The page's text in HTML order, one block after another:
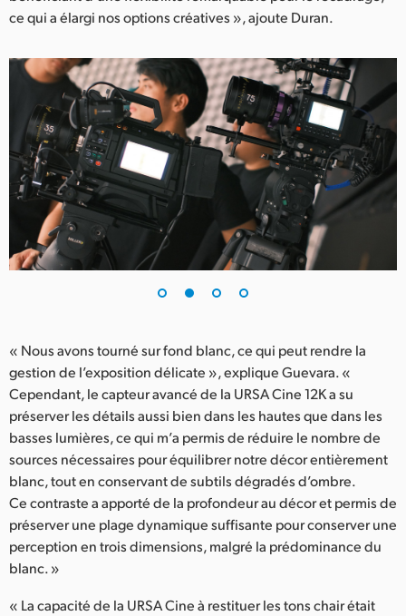
Turkey
Ukraine
United Kingdom
United States
ce qui a élargi nos options créatives », ajoute Duran.
« Nous avons tourné sur fond blanc, ce qui peut rendre la
gestion de l’exposition délicate », explique Guevara. «
Cependant, le capteur avancé de la URSA Cine 12K a su
préserver les détails aussi bien dans les hautes que dans les
basses lumières, ce qui m’a permis de réduire le nombre de
sources nécessaires pour équilibrer notre décor entièrement
blanc, tout en conservant de subtils dégradés d’ombre.
Ce contraste a apporté de la profondeur au décor et permis de
préserver une plage dynamique suffisante pour conserver une
perception en trois dimensions, malgré la prédominance du
blanc. »
« La capacité de la URSA Cine à restituer les tons chair était